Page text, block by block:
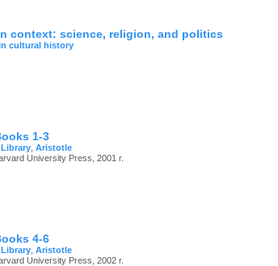
context: science, religion, and politics
cultural history
1-3
Aristotle
University Press, 2001 г.
4-6
Aristotle
University Press, 2002 г.